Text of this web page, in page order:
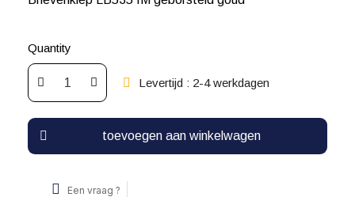
Quantity
Levertijd : 2-4 werkdagen
toevoegen aan winkelwagen
Een vraag ?